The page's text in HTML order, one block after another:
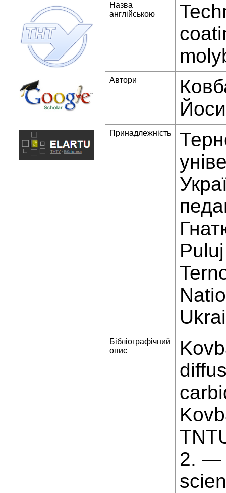
Назва
англійською
Автори
Принадлежність
Бібліографічний
опис
2. —